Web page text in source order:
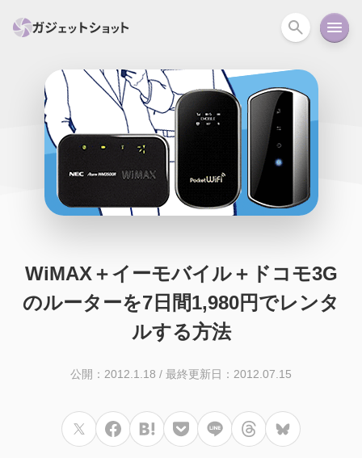
すべて スマホ PC関連 カメラ
セール情報 スマートホーム アクションカメラ
iPhone iPad Mac Android コラム
WiMAX＋イーモバイル＋ドコモ3G
のルーターを7日間1,980円でレンタ
ルする方法
公開：2012.1.18 / 最終更新日：2012.07.15